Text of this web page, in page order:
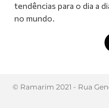
tendências para o dia a
no mundo.
© Ramarim 2021 - Rua